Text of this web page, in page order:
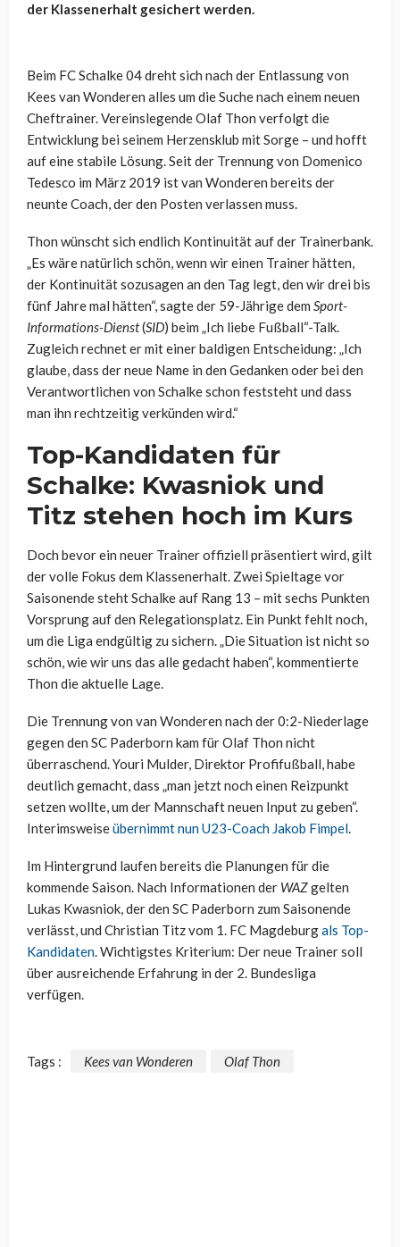
der Klassenerhalt gesichert werden.
Beim FC Schalke 04 dreht sich nach der Entlassung von
Kees van Wonderen alles um die Suche nach einem neuen
Cheftrainer. Vereinslegende Olaf Thon verfolgt die
Entwicklung bei seinem Herzensklub mit Sorge – und hofft
auf eine stabile Lösung. Seit der Trennung von Domenico
Tedesco im März 2019 ist van Wonderen bereits der
neunte Coach, der den Posten verlassen muss.
Thon wünscht sich endlich Kontinuität auf der Trainerbank.
„Es wäre natürlich schön, wenn wir einen Trainer hätten,
der Kontinuität sozusagen an den Tag legt, den wir drei bis
fünf Jahre mal hätten“, sagte der 59-Jährige dem Sport-
Informations-Dienst(SID) beim „Ich liebe Fußball“-Talk.
Zugleich rechnet er mit einer baldigen Entscheidung: „Ich
glaube, dass der neue Name in den Gedanken oder bei den
Verantwortlichen von Schalke schon feststeht und dass
man ihn rechtzeitig verkünden wird.“
Top-Kandidaten für
Schalke: Kwasniok und
Titz stehen hoch im Kurs
Doch bevor ein neuer Trainer offiziell präsentiert wird, gilt
der volle Fokus dem Klassenerhalt. Zwei Spieltage vor
Saisonende steht Schalke auf Rang 13 – mit sechs Punkten
Vorsprung auf den Relegationsplatz. Ein Punkt fehlt noch,
um die Liga endgültig zu sichern. „Die Situation ist nicht so
schön, wie wir uns das alle gedacht haben“, kommentierte
Thon die aktuelle Lage.
Die Trennung von van Wonderen nach der 0:2-Niederlage
gegen den SC Paderborn kam für Olaf Thon nicht
überraschend. Youri Mulder, Direktor Profifußball, habe
deutlich gemacht, dass „man jetzt noch einen Reizpunkt
setzen wollte, um der Mannschaft neuen Input zu geben“.
Interimsweiseübernimmt nun U23-Coach Jakob Fimpel.
Im Hintergrund laufen bereits die Planungen für die
kommende Saison. Nach Informationen der WAZgelten
Lukas Kwasniok, der den SC Paderborn zum Saisonende
verlässt, und Christian Titz vom 1. FC Magdeburgals Top-
Kandidaten. Wichtigstes Kriterium: Der neue Trainer soll
über ausreichende Erfahrung in der 2. Bundesliga
verfügen.
Tags : Kees van Wonderen Olaf Thon